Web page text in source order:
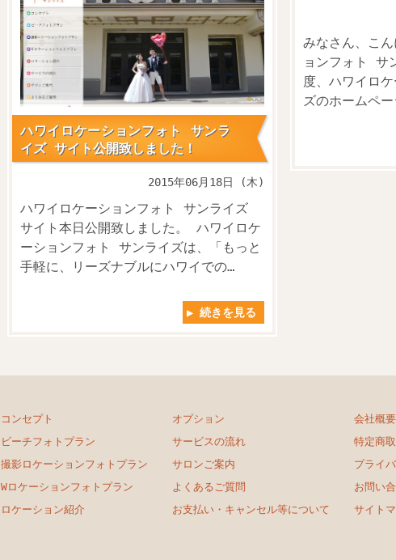
みなさん、こ
ョンフォト サ
度、ハワイロ
ズのホームペ
ハワイロケーションフォト サンラ
イズ サイト公開致しました！
2015年06月18日 (木)
ハワイロケーションフォト サンライズ
サイト本日公開致しました。 ハワイロケ
ーションフォト サンライズは、「もっと
手軽に、リーズナブルにハワイでの…
▶ 続きを見る
コンセプト
ビーチフォトプラン
撮影ロケーションフォトプラン
Wロケーションフォトプラン
ロケーション紹介
オプション
サービスの流れ
サロンご案内
よくあるご質問
お支払い・キャンセル等について
会社概要
特定商
プライ
お問い
サイト